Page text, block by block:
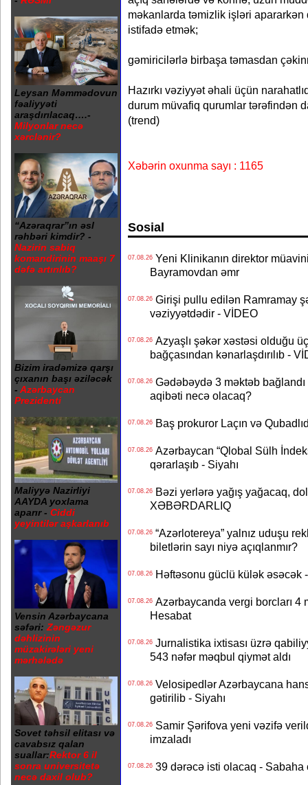
Leysan Məmmədovun
fəaliyyəti
araşdırılacaq….-
Milyonlar necə
xərclənir?
“Azəraqrar”ın əsl
rəhbəri kimdir? -
Nazirin sabiq
komandirinin maaşı 7
dəfə artırılıb?
Bizim iradəmizə qarşı
çıxanın başı əziləcək
- Azərbaycan
Prezidenti
Maliyyə Nazirliyi
AAYDA yoxlama
aparır - Ciddi
yeyintilər aşkarlanıb
Vensin Azərbaycana
səfəri: Zəngəzur
dəhlizinin
müzakirələri yeni
mərhələdə
Sovet təhsil elitası və
cavabsız qalan
suallar:Rektor 6 il
sonra universitetə
necə daxil olub?
məkanlarda təmizlik işləri
istifadə etmək;
gəmiricilərlə birbaşa təmasdan
Hazırkı vəziyyət əhali üçün
durum müvafiq qurumlar tərəfindən
(trend)
Xəbərin oxunma sayı : 1165
Sosial
07.08.26Yeni Klinikanın direktor müavini
Bayramovdan əmr
07.08.26Girişi pullu edilən Ramramay
vəziyyətdədir - VİDEO
07.08.26Azyaşlı şəkər xəstəsi olduğu
bağçasından kənarlaşdırılıb -
07.08.26Gədəbəydə 3 məktəb
aqibəti necə olacaq?
07.08.26Baş prokuror Laçın və
07.08.26Azərbaycan “Qlobal Sülh
qərarlaşıb - Siyahı
07.08.26Bəzi yerlərə yağış yağacaq,
XƏBƏRDARLIQ
07.08.26“Azərlotereya” yalnız uduşu
biletlərin sayı niyə açıqlanmır?
07.08.26Həftəsonu güclü külək əsəcək
07.08.26Azərbaycanda vergi borcları 4
Hesabat
07.08.26Jurnalistika ixtisası üzrə
543 nəfər məqbul qiymət aldı
07.08.26Velosipedlər Azərbaycana
gətirilib - Siyahı
07.08.26Samir Şərifova yeni vəzifə
imzaladı
07.08.2639 dərəcə isti olacaq - Sabaha